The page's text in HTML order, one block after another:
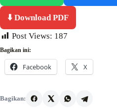
⬇️ Download PDF
Post Views: 187
Bagikan ini:
Facebook X
Bagikan: